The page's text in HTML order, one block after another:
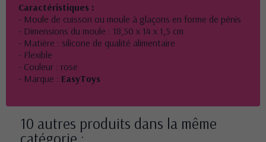
Caractéristiques :
- Moule de cuisson ou moule à glaçons en forme de pénis
- Dimensions du moule : 18,50 x 14 x 1,5 cm
- Matière : silicone de qualité alimentaire
- Flexible
- Couleur : rose
- Marque : EasyToys
10 autres produits dans la même